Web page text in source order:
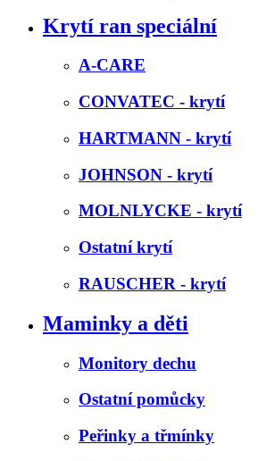
Krytí ran speciální
A-CARE
CONVATEC - krytí
HARTMANN - krytí
JOHNSON - krytí
MOLNLYCKE - krytí
Ostatní krytí
RAUSCHER - krytí
Maminky a děti
Monitory dechu
Ostatní pomůcky
Peřinky a třmínky